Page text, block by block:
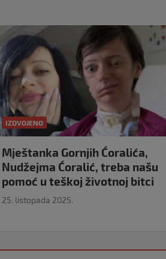
IZDVOJENO
Mještanka Gornjih Ćoralića,
Nudžejma Ćoralić, treba našu
pomoć u teškoj životnoj bitci
25. listopada 2025.